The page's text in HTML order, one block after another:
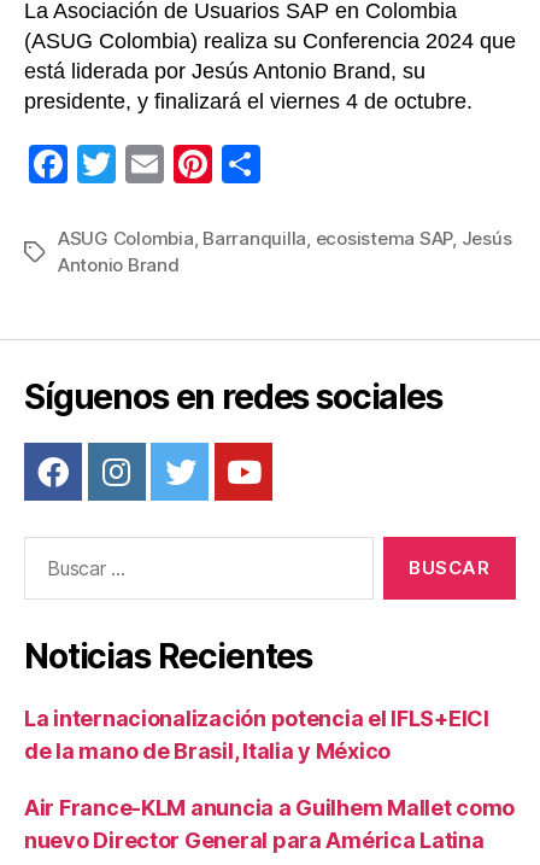
La Asociación de Usuarios SAP en Colombia
(ASUG Colombia) realiza su Conferencia 2024 que
está liderada por Jesús Antonio Brand, su
presidente, y finalizará el viernes 4 de octubre.
F
c
e
o
k
T
tt
er
E
ail
Pi
er m
Etiquetas
ASUG Colombia Barranquilla ecosistema SAP, Jesús
Antonio Brand
Síguenos en redes sociales
Noticias Recientes
La internacionalización potencia el IFLS+EICI
de la mano de Brasil, Italia y México
Air France-KLM anuncia a Guilhem Mallet como
nuevo Director General para América Latina